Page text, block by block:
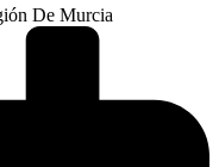
De Murcia